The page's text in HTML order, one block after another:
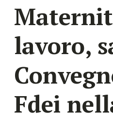
lavoro,
Fdei